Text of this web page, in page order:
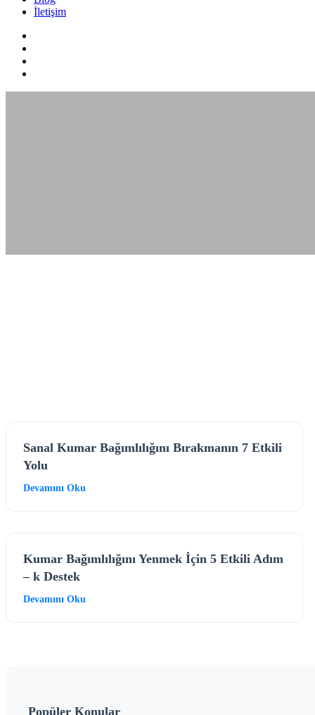
İletişim
Sanal Kumar Bağımlılığını Bırakmanın 7 Etkili
Yolu
Devamını Oku
Kumar Bağımlılığını Yenmek İçin 5 Etkili Adım
– k Destek
Devamını Oku
Popüler Konular